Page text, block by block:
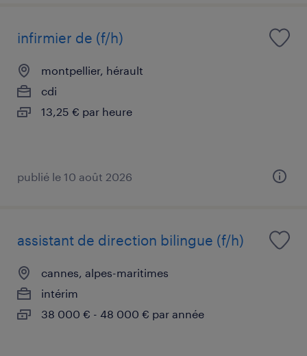
infirmier de (f/h)
montpellier, hérault
cdi
13,25 € par heure
publié le 10 août 2026
assistant de direction bilingue (f/h)
cannes, alpes-maritimes
intérim
38 000 € - 48 000 € par année